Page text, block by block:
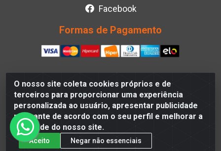
O nosso site coleta cookies próprios e de
terceiros para proporcionar uma experiência
personalizada ao usuário, apresentar publicidade
relevante de acordo com o seu perfil e melhorar a
qualidade do nosso site.
Aceito Negar não essenciais
Facebook
Formas de Pagamento
Eletroflash - R. Maj. Justino da Silveira, 202 - Afogados,
Recife - PE, 50830-390, Brazil - CNPJ 05.012.582/0001-
40